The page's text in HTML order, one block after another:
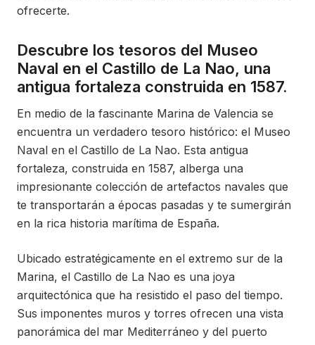
ofrecerte.
Descubre los tesoros del Museo
Naval en el Castillo de La Nao, una
antigua fortaleza construida en 1587.
En medio de la fascinante Marina de Valencia se
encuentra un verdadero tesoro histórico: el Museo
Naval en el Castillo de La Nao. Esta antigua
fortaleza, construida en 1587, alberga una
impresionante colección de artefactos navales que
te transportarán a épocas pasadas y te sumergirán
en la rica historia marítima de España.
Ubicado estratégicamente en el extremo sur de la
Marina, el Castillo de La Nao es una joya
arquitectónica que ha resistido el paso del tiempo.
Sus imponentes muros y torres ofrecen una vista
panorámica del mar Mediterráneo y del puerto